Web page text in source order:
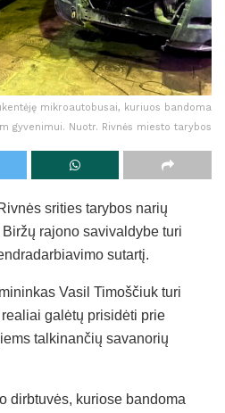
mikroautobusai, kuriuos bandoma
gyvenimui. Nuotr. Rivnės miesto tarybos
srities tarybos narių
rajono savivaldybe turi
sutartį.
Vasil Timoščiuk turi
galėtų prisidėti prie
talkinančių savanorių
dirbtuvės, kuriose bandoma